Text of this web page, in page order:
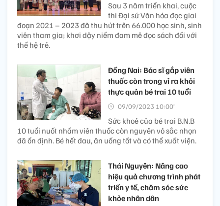
Sau 3 năm triển khai, cuộc
thi Đại sứ Văn hóa đọc giai
đoạn 2021 – 2023 đã thu hút trên 66.000 học sinh, sinh
viên tham gia; khơi dậy niềm đam mê đọc sách đối với
thế hệ trẻ.
Đồng Nai: Bác sĩ gắp viên
thuốc còn trong vỉ ra khỏi
thực quản bé trai 10 tuổi
09/09/2023 10:00’
Sức khoẻ của bé trai B.N.B
10 tuổi nuốt nhầm viên thuốc còn nguyên vỏ sắc nhọn
đã ổn định. Bé hết đau, ăn uống tốt và có thể xuất viện.
Thái Nguyên: Nâng cao
hiệu quả chương trình phát
triển y tế, chăm sóc sức
khỏe nhân dân